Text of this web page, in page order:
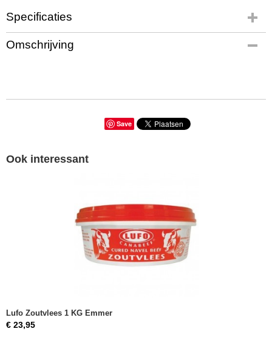
Specificaties
Productcode
LUFO Varkenstaart 2 kilo
Omschrijving
Save
Ook interessant
Lufo Zoutvlees 1 KG Emmer
€ 23,95